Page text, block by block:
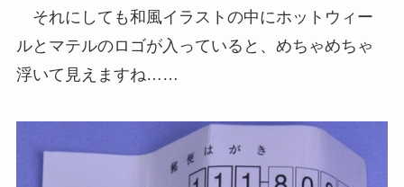
それにしても和風イラストの中にホットウィー
ルとマテルのロゴが入っていると、めちゃめちゃ
浮いて見えますね……